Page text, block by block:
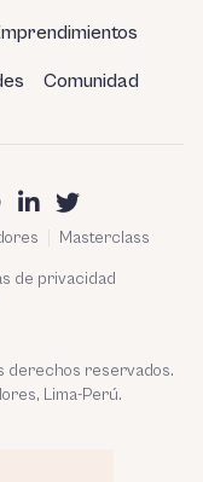
Comunidad
Masterclass
de privacidad
derechos reservados.
Lima-Perú.